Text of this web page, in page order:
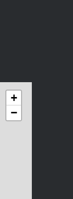
+
−